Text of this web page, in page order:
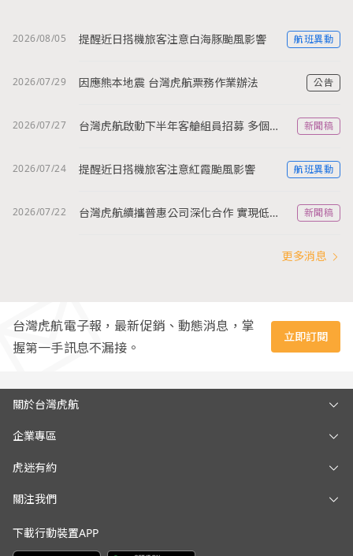
2026/08/05 提醒近日搭機旅客注意白海豚颱風影響 航班異動
2026/07/29 因應熊本地震 台灣虎航票務作業辦法 公告
2026/07/27 台灣虎航啟動下半年客艙組員招募 多個內勤職缺亦同步招募 新聞稿
2026/07/24 提醒近日搭機旅客注意紅霞颱風影響 航班異動
2026/07/22 台灣虎航續攜普惠公司深化合作 實現低碳營運與永續承諾 新聞稿
更多消息
台灣虎航電子報，最新促銷、動態消息，掌
握第一手訊息不漏接。
立即訂閱
關於台灣虎航
企業專區
虎迷有約
關注我們
下載行動裝置APP